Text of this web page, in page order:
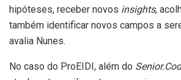
hipóteses, receber novos insights,
também identificar novos campos a
avalia Nunes.
No caso do ProEIDI, além do